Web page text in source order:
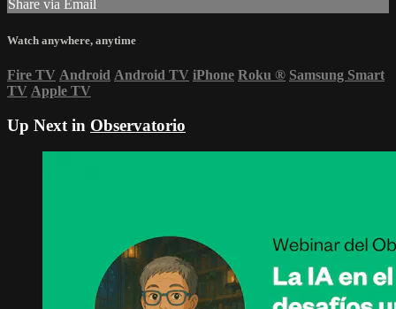
Share via Email
Watch anywhere, anytime
Fire TV Android Android TV iPhone Roku ® Samsung Smart
TV Apple TV
Up Next in Observatorio